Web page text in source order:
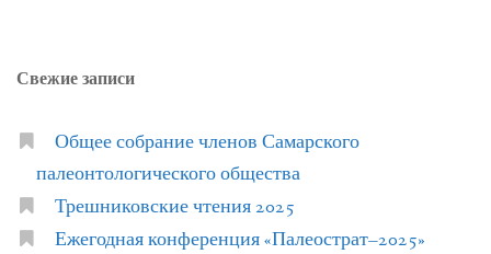
Свежие записи
Общее собрание членов Самарского
палеонтологического общества
Трешниковские чтения 2025
Ежегодная конференция «Палеострат–2025»